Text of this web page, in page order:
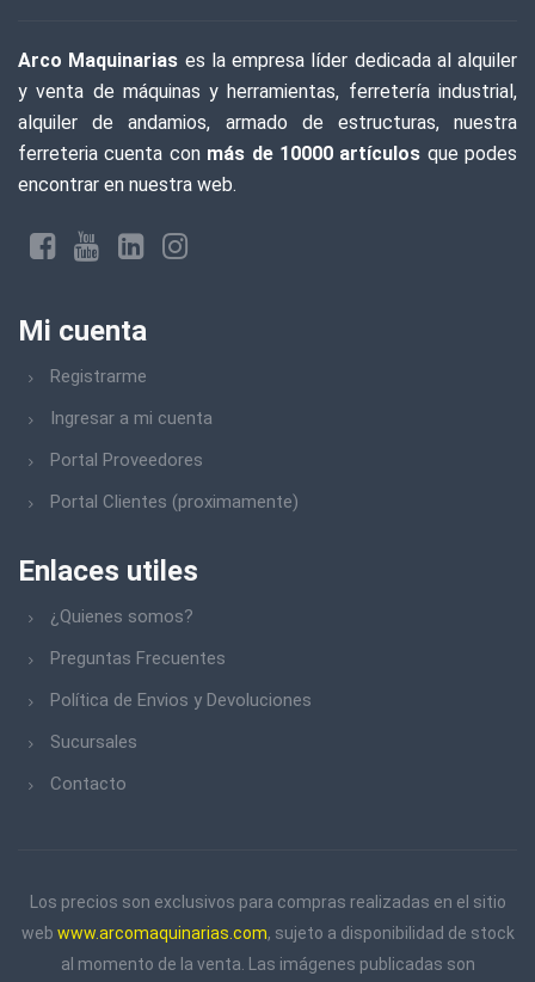
Arco Maquinarias es la empresa líder dedicada al alquiler
y venta de máquinas y herramientas, ferretería industrial,
alquiler de andamios, armado de estructuras, nuestra
ferreteria cuenta con más de 10000 artículos que podes
encontrar en nuestra web.
Mi cuenta
Registrarme
Ingresar a mi cuenta
Portal Proveedores
Portal Clientes (proximamente)
Enlaces utiles
¿Quienes somos?
Preguntas Frecuentes
Política de Envios y Devoluciones
Sucursales
Contacto
Los precios son exclusivos para compras realizadas en el sitio
web www.arcomaquinarias.com, sujeto a disponibilidad de stock
al momento de la venta. Las imágenes publicadas son